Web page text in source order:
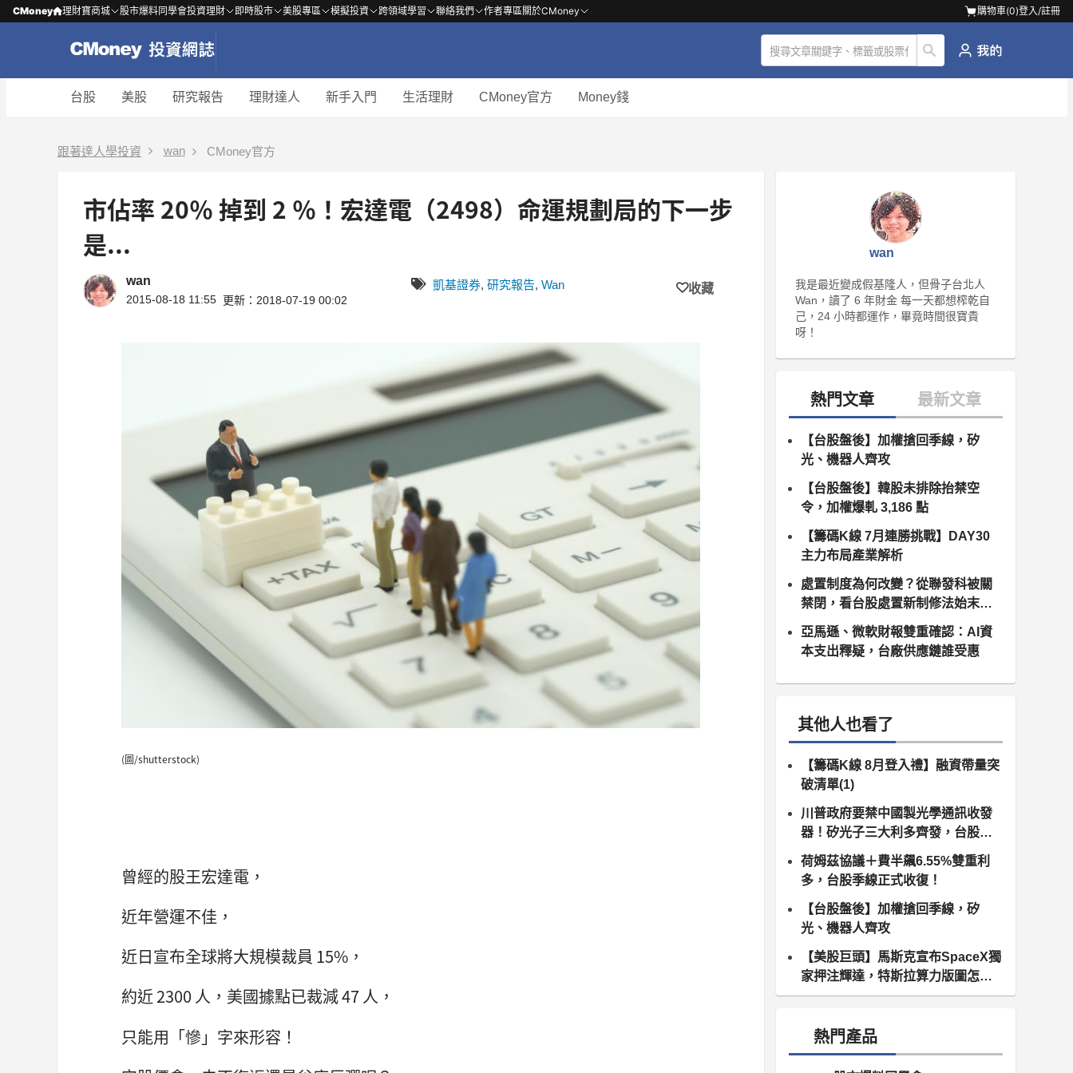
CMoney 理財寶商城 股市爆料同學會投資理財 即時股市 美股專區 模擬投資 跨領域學習 聯絡我們 作者專區關於CMoney 購物車(0)登入/註冊
台股 美股 研究報告 理財達人 新手入門 生活理財 CMoney官方 Money錢
跟著達人學投資 wan CMoney官方
市佔率 20％ 掉到 2 ％！宏達電（2498）命運規劃局的下一步
是...
wan
2015-08-18 11:55 更新：2018-07-19 00:02
凱基證券, 研究報告, Wan 收藏
(圖/shutterstock)
曾經的股王宏達電，
近年營運不佳，
近日宣布全球將大規模裁員 15%，
約近 2300 人，美國據點已裁減 47 人，
只能用「慘」字來形容！
wan
我是最近變成假基隆人，但骨子台北人
Wan，讀了 6 年財金 每一天都想榨乾自
己，24 小時都運作，畢竟時間很寶貴
呀！
【台股盤後】加權搶回季線，矽
光、機器人齊攻
【台股盤後】韓股未排除抬禁空
令，加權爆軋 3,186 點
【籌碼K線 7月連勝挑戰】DAY30
主力布局產業解析
處置制度為何改變？從聯發科被關
禁閉，看台股處置新制修法始末（8
月10日正式上路）
亞馬遜、微軟財報雙重確認：AI資
本支出釋疑，台廠供應鏈誰受惠
其他人也看了
【籌碼K線 8月登入禮】融資帶量突
破清單(1)
川普政府要禁中國製光學通訊收發
器！矽光子三大利多齊發，台股供
應鏈同步噴出
荷姆茲協議＋費半飆6.55%雙重利
多，台股季線正式收復！
【台股盤後】加權搶回季線，矽
光、機器人齊攻
【美股巨頭】馬斯克宣布SpaceX獨
家押注輝達，特斯拉算力版圖怎麼
算？
熱門產品